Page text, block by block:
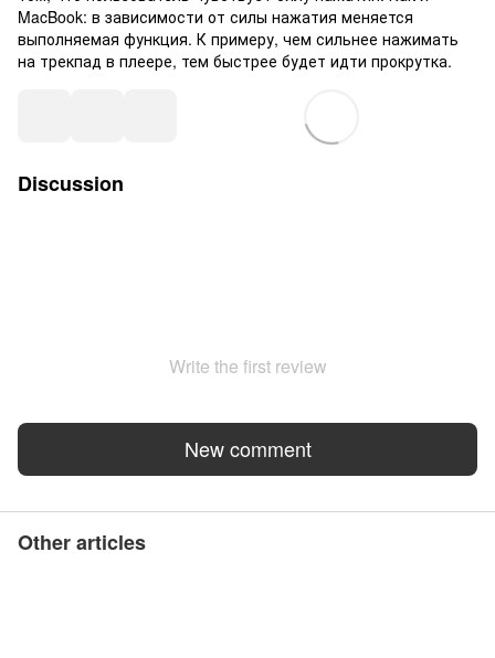
MacBook: в зависимости от силы нажатия меняется
выполняемая функция. К примеру, чем сильнее нажимать
на трекпад в плеере, тем быстрее будет идти прокрутка.
Discussion
Write the first review
New comment
Other articles